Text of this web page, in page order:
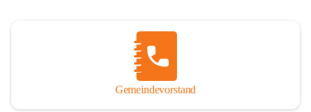
Gemeindevorstand